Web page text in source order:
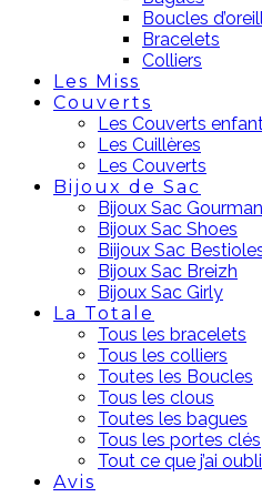
Boucles
Bracelets
Colliers
Les Miss
Couverts
Les Couverts
Les Cuillères
Les Couverts
Bijoux de Sac
Bijoux Sac
Bijoux Sac Shoes
Biijoux Sac
Bijoux Sac Breizh
Bijoux Sac Girly
La Totale
Tous les bracelets
Tous les colliers
Toutes les Boucles
Tous les clous
Toutes les bagues
Tous les portes clés
Tout ce que j’ai
Avis